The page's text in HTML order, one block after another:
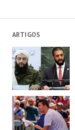
ARTIGOS